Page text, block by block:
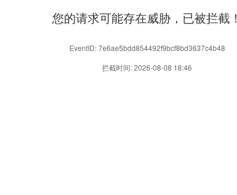
您的请求可能存在威胁，已被拦截！
EventID: 7e6ae5bdd854492f9bcf8bd3637c4b48
拦截时间: 2026-08-08 18:46